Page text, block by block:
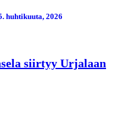
huhtikuuta, 2026
siirtyy Urjalaan